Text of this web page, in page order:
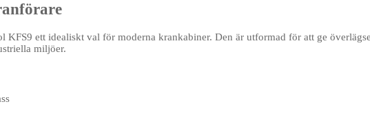
KFS9 ett idealiskt val för moderna krankabiner. Den är utformad för att ge
miljöer.